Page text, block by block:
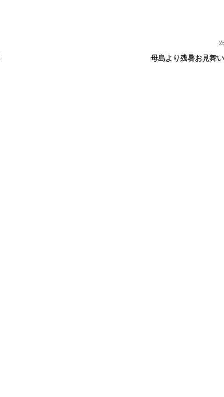
次
母島より残暑お見舞い